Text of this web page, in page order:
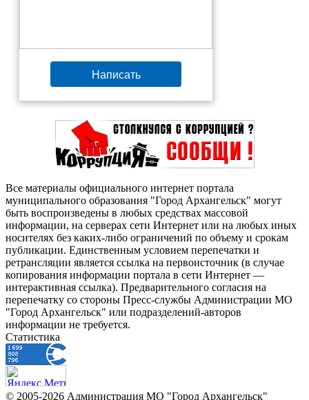
Написать
Все материалы официального интернет портала
муниципального образования "Город Архангельск" могут
быть воспроизведены в любых средствах массовой
информации, на серверах сети Интернет или на любых иных
носителях без каких-либо ограничений по объему и срокам
публикации. Единственным условием перепечатки и
ретрансляции является ссылка на первоисточник (в случае
копирования информации портала в сети Интернет —
интерактивная ссылка). Предварительного согласия на
перепечатку со стороны Пресс-службы Администрации МО
"Город Архангельск" или подразделений-авторов
информации не требуется.
Статистика
© 2005-2026 Администрация МО "Город Архангельск"